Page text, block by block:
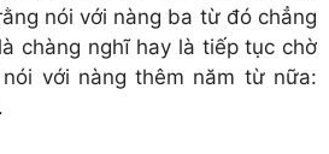
nói với nàng ba từ đó chẳng
chàng nghĩ hay là tiếp tục chờ
với nàng thêm năm từ nữa: